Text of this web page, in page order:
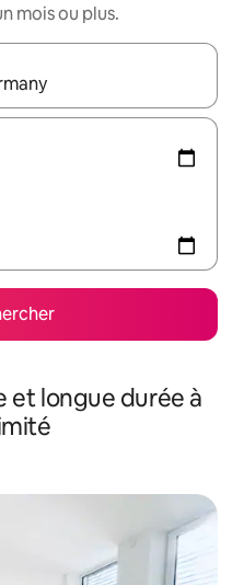
mois ou plus.
utilisez les flèches vers le
et longue durée à